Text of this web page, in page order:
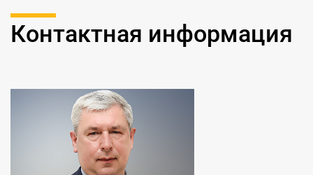
Контактная информация